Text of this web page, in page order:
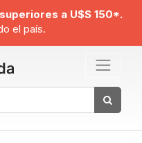
a U$S 150*.
el país.